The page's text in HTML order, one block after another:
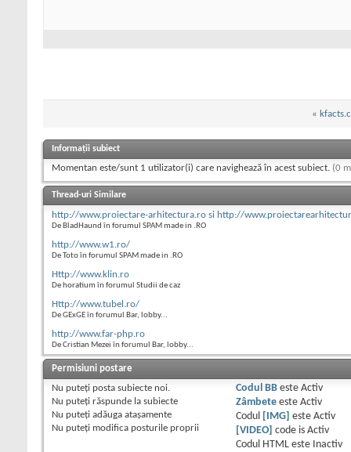
«
Informații subiect
Momentan este/sunt 1 utilizator(i) care navighează în acest subiect. (0
Thread-uri Similare
http://www.proiectare-arhitectura.ro si http://
De BladHaund în forumul SPAM made in .RO
http://www.w1.ro/
De Toto în forumul SPAM made in .RO
Http://www.klin.ro
De horatium în forumul Studii de caz
Http://www.tubel.ro/
De GExGE în forumul Bar, lobby...
http://www.far-php.ro
De Cristian Mezei în forumul Bar, lobby...
Permisiuni postare
Nu puteţi posta subiecte noi.
Nu puteţi răspunde la subiecte
Nu puteţi adăuga ataşamente
Nu puteţi modifica posturile proprii
Codul BBeste Activ
Zâmbeteeste Activ
Codul
[IMG] este Activ
[VIDEO] code is Activ
Codul HTML este
Inactiv